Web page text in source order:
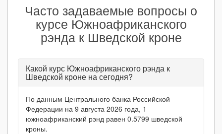
Часто задаваемые вопросы о
курсе Южноафриканского
рэнда к Шведской кроне
Какой курс Южноафриканского рэнда к
Шведской кроне на сегодня?
По данным Центрального банка Российской
Федерации на 9 августа 2026 года, 1
южноафриканский рэнд равен 0.5799 шведской
кроны.